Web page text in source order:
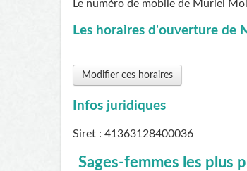
Le numéro de mobile de Muriel
Les horaires d'ouverture de
Modifier ces horaires
Infos juridiques
Siret : 41363128400036
Sages-femmes les plus